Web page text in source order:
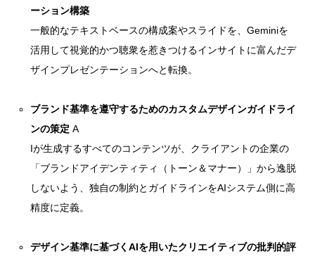
ーション構築
一般的なテキストベースの構成案やスライドを、Geminiを
活用して視覚的かつ聴衆を惹きつけるインサイトに富んだデ
ザインプレゼンテーションへと転換。
ブランド基準を遵守するためのカスタムデザインガイドライ
ンの策定 A
Iが生成するすべてのコンテンツが、クライアントの企業の
「ブランドアイデンティティ（トーン＆マナー）」から逸脱
しないよう、独自の制約とガイドラインをAIシステム側に高
精度に定義。
デザイン基準に基づくAIを用いたクリエイティブの批判的評